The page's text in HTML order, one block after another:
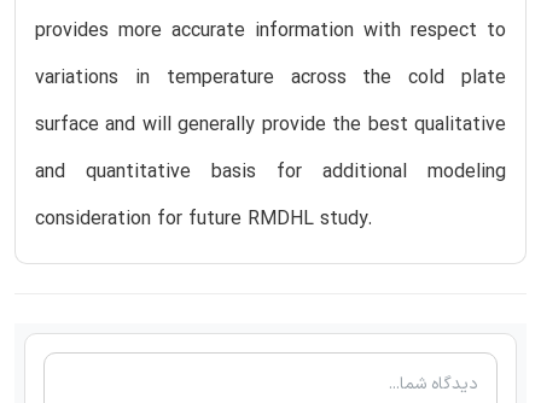
provides more accurate information with respect to
variations in temperature across the cold plate
surface and will generally provide the best qualitative
and quantitative basis for additional modeling
consideration for future RMDHL study.